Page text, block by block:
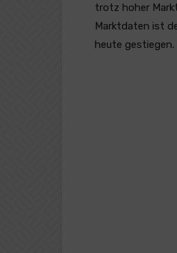
trotz hoher
Marktdaten ist
heute gestiegen.